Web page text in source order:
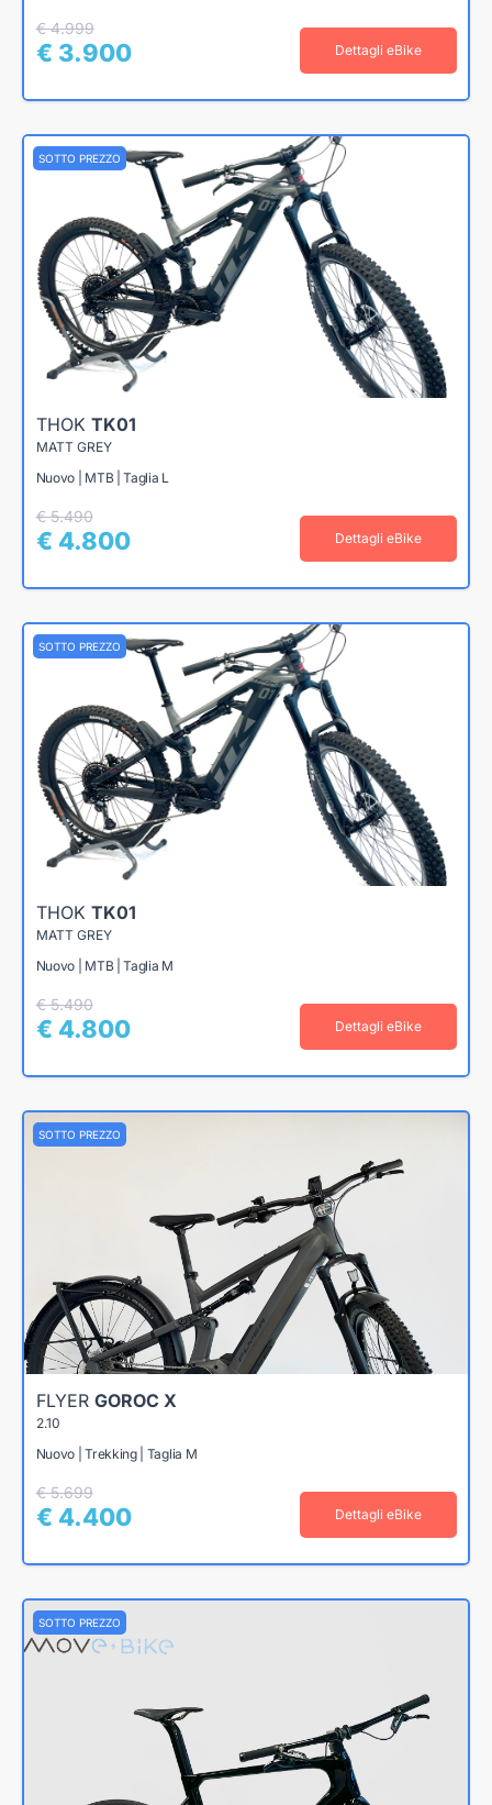
€ 4.999
€ 3.900 Dettagli eBike
SOTTO PREZZO
THOK TK01
MATT GREY
Nuovo | MTB | Taglia L
€ 5.490
€ 4.800 Dettagli eBike
SOTTO PREZZO
THOK TK01
MATT GREY
Nuovo | MTB | Taglia M
€ 5.490
€ 4.800 Dettagli eBike
SOTTO PREZZO
FLYER GOROC X
2.10
Nuovo | Trekking | Taglia M
€ 5.699
€ 4.400 Dettagli eBike
SOTTO PREZZO